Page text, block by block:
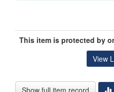
This item is protected by
View